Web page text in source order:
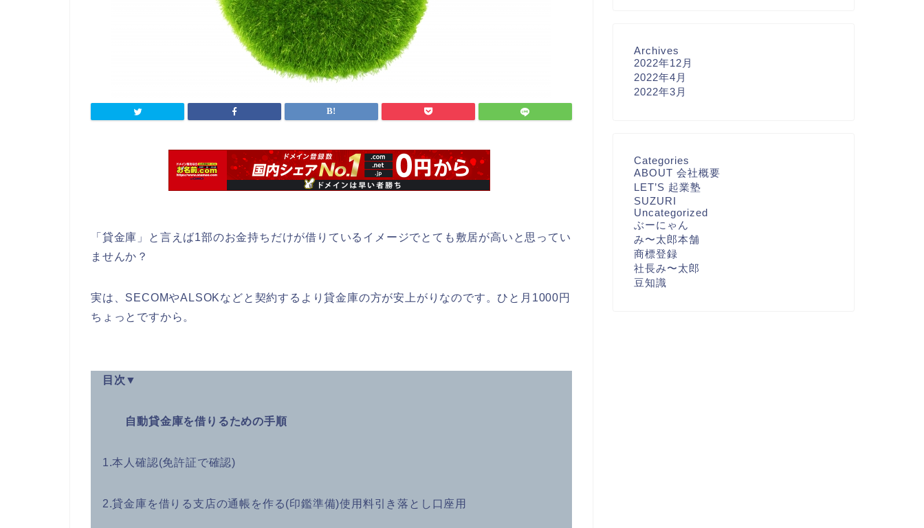
「貸金庫」と言えば1部のお金持ちだけが借りているイメージでとても敷居が高いと思ってい
ませんか？
実は、SECOMやALSOKなどと契約するより貸金庫の方が安上がりなのです。ひと月1000円
ちょっとですから。
目次▼
自動貸金庫を借りるための手順
1.本人確認(免許証で確認)
2.貸金庫を借りる支店の通帳を作る(印鑑準備)使用料引き落とし口座用
Archives
2022年12月
2022年4月
2022年3月
Categories
ABOUT 会社概要
LET’S 起業塾
SUZURI
Uncategorized
ぶーにゃん
み〜太郎本舗
商標登録
社長み〜太郎
豆知識